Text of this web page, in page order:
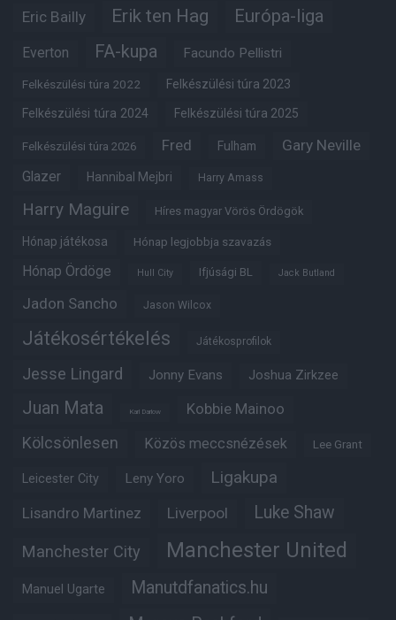
Eric Bailly Erik ten Hag Európa-liga
Everton FA-kupa Facundo Pellistri
Felkészülési túra 2022 Felkészülési túra 2023
Felkészülési túra 2024 Felkészülési túra 2025
Felkészülési túra 2026 Fred Fulham Gary Neville
Glazer Hannibal Mejbri Harry Amass
Harry Maguire Híres magyar Vörös Ördögök
Hónap játékosa Hónap legjobbja szavazás
Hónap Ördöge Hull City Ifjúsági BL Jack Butland
Jadon Sancho Jason Wilcox
Játékosértékelés Játékosprofilok
Jesse Lingard Jonny Evans Joshua Zirkzee
Juan Mata Karl Darlow Kobbie Mainoo
Kölcsönlesen Közös meccsnézések Lee Grant
Leicester City Leny Yoro Ligakupa
Lisandro Martinez Liverpool Luke Shaw
Manchester City Manchester United
Manuel Ugarte Manutdfanatics.hu